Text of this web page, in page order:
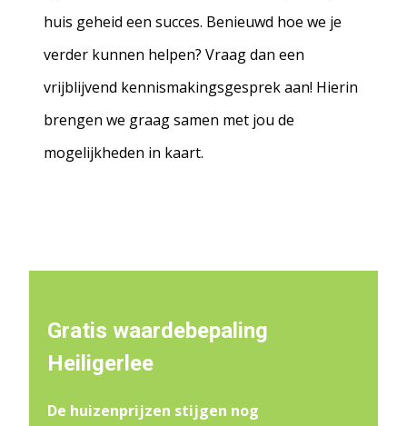
huis geheid een succes. Benieuwd hoe we je
verder kunnen helpen? Vraag dan een
vrijblijvend kennismakingsgesprek aan! Hierin
brengen we graag samen met jou de
mogelijkheden in kaart.
Gratis waardebepaling
Heiligerlee
De huizenprijzen stijgen nog